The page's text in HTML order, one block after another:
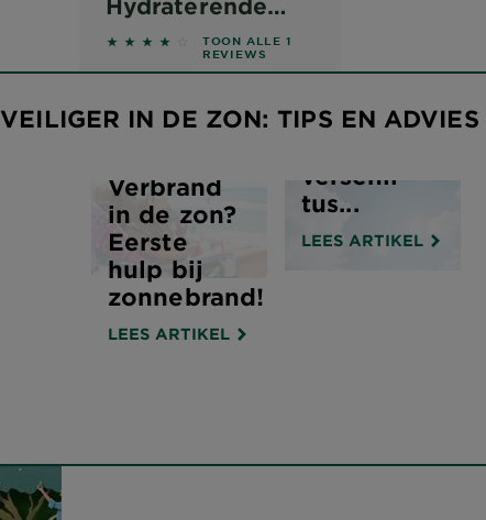
Hydraterende
Zonnemelk
Reisformaat
4 out of 5 stars based on reviews
TOON ALLE 1
REVIEWS
VEILIGER IN DE ZON: TIPS EN ADVIES
Verbrand
in de zon?
Eerste
hulp bij
zonnebrand!
LEES ARTIKEL
straling,
dat? Het
verschil
tus...
LEES ARTIKEL